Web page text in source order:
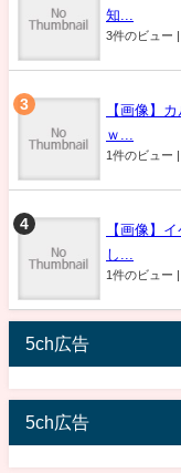
知...
3件のビュー |
【画像】
ｗ...
1件のビュー |
【画像】
し...
1件のビュー |
5ch広告
5ch広告